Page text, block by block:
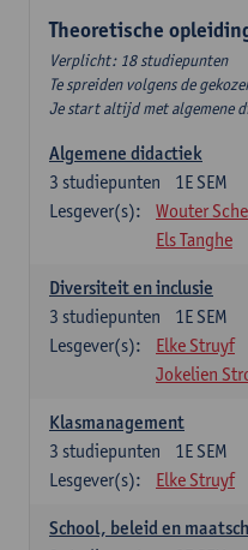
Theoretische
Verplicht: 18 studiepunten
Te spreiden volgens de
Je start altijd met algemene
Algemene didactiek
1E SEM
3 studiepunten
Lesgever(s):
Wouter
Els Tanghe
Diversiteit en inclusie
1E SEM
3 studiepunten
Lesgever(s):
Elke Struyf
Jokelien
Klasmanagement
1E SEM
3 studiepunten
Lesgever(s):
Elke Struyf
School, beleid en